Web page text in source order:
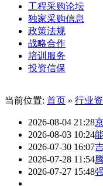
工程采购论坛
独家采购信息
政策法规
战略合作
培训服务
投资信保
当前位置: 首页 » 行业
2026-08-04 21:28
2026-08-03 10:24
2026-07-30 16:07
2026-07-28 11:54
2026-07-27 15:48